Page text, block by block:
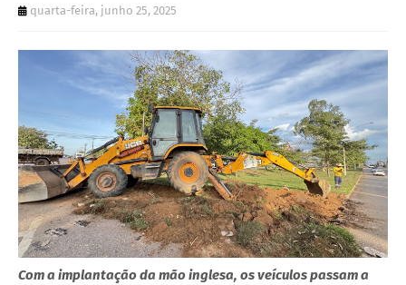
quarta-feira, junho 25, 2025
Com a implantação da mão inglesa, os veículos passam a